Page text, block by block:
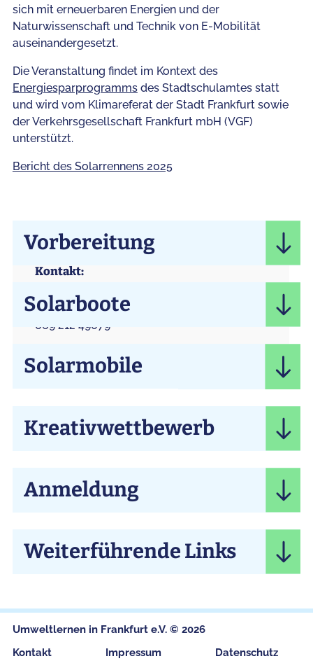
sich mit erneuerbaren Energien und der
Naturwissenschaft und Technik von E-Mobilität
auseinandergesetzt.
Die Veranstaltung findet im Kontext des
Energiesparprogrammsdes Stadtschulamtes statt
und wird vom Klimareferat der Stadt Frankfurt sowie
der Verkehrsgesellschaft Frankfurt mbH (VGF)
unterstützt.
Bericht des Solarrennens 2025
Kontakt:
solarrennen@umweltlernen-frankfurt.de
069 212 49079
Vorbereitung
Solarboote
Solarmobile
Kreativwettbewerb
Anmeldung
Weiterführende Links
Umweltlernen in Frankfurt e.V. © 2026
Kontakt
Impressum Datenschutz